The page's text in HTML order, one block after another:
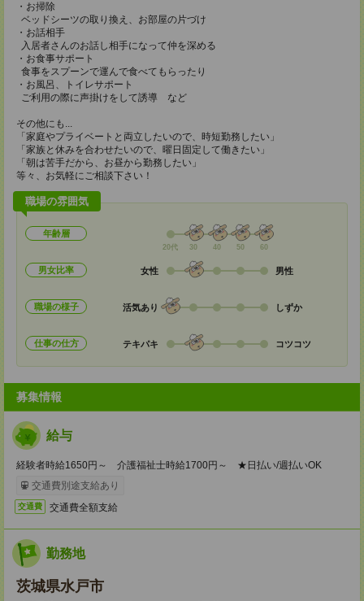
・お掃除
ベッドシーツの取り換え、お部屋の片づけ
・お話相手
入居者さんのお話し相手になって仲を深める
・お食事サポート
食事をスプーンで運んで食べてもらったり
・お風呂、トイレサポート
ご利用の際に声掛けをして誘導 など
その他にも...
「家庭やプライベートと両立したいので、時短勤務したい」
「家族と休みを合わせたいので、曜日固定して働きたい」
「朝は苦手だから、お昼から勤務したい」
等々、お気軽にご相談下さい！
職場の雰囲気
年齢層
20代 30 40 50 60
男女比率 女性 男性
職場の様子 活気あり しずか
仕事の仕方 テキパキ コツコツ
募集情報
給与
経験者時給1650円～ 介護福祉士時給1700円～ ★日払い/週払いOK
交通費別途支給あり
交通費 交通費全額支給
勤務地
茨城県水戸市